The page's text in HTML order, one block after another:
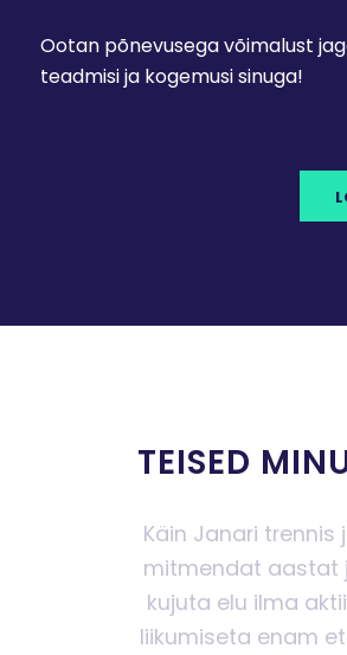
Ootan põnevusega võimalust
teadmisi ja kogemusi sinuga!
TEISED
Käin Janari trennis
mitmendat aastat
kujuta elu ilma
liikumiseta enam